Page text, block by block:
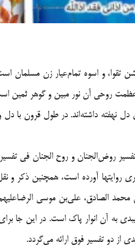
تقوا، و اسوه تمام‌عيار زن مسلمان
روحى آن نور مبين و گوهر ثمين
نهفته داشته‌اند. در طول قرون با
روض‌الجنان و روح الجنان فى تفسير
آورده است، همچنين ذكر و
به آن انوار پاك است. در اين جا
دو تفسير فوق ارائه مى‌گردد.